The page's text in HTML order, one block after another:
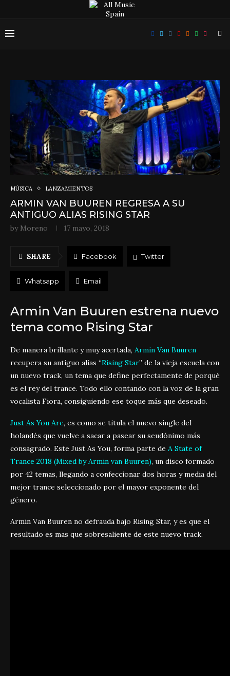
MÚSICA LANZAMIENTOS
ARMIN VAN BUUREN REGRESA A SU
ANTIGUO ALIAS RISING STAR
by Moreno 17 mayo, 2018
SHARE Facebook Twitter
Whatsapp Email
Armin Van Buuren estrena nuevo
tema como Rising Star
De manera brillante y muy acertada, Armin Van Buuren
recupera su antiguo alias “Rising Star” de la vieja escuela con
un nuevo track, un tema que define perfectamente de porqué
es el rey del trance. Todo ello contando con la voz de la gran
vocalista Fiora, consiguiendo ese toque más que deseado.
Just As You Are, es como se titula el nuevo single del
holandés que vuelve a sacar a pasear su seudónimo más
consagrado. Este Just As You, forma parte de A State of
Trance 2018 (Mixed by Armin van Buuren), un disco formado
por 42 temas, llegando a confeccionar dos horas y media del
mejor trance seleccionado por el mayor exponente del
género.
Armin Van Buuren no defrauda bajo Rising Star, y es que el
resultado es mas que sobresaliente de este nuevo track.